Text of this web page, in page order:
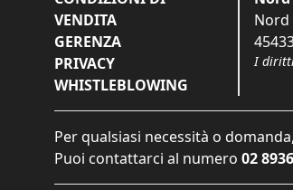
VENDITA
GERENZA
PRIVACY
WHISTLEBLOWING
Nord
I diritti
Per qualsiasi necessità o
Puoi contattarci al numero 02